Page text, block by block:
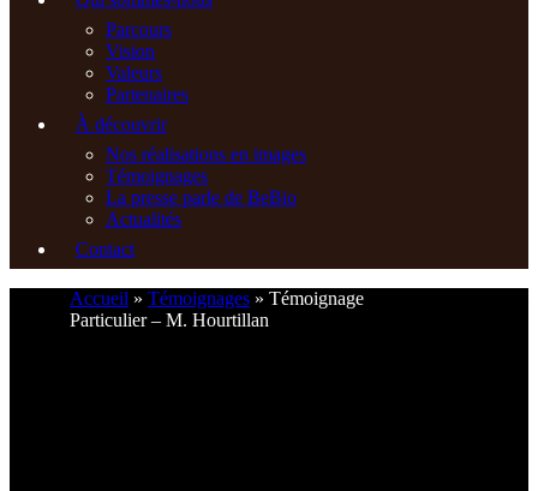
Parcours
Vision
Valeurs
Partenaires
À découvrir
Nos réalisations en images
Témoignages
La presse parle de BeBio
Actualités
Contact
Accueil » Témoignages » Témoignage
Particulier – M. Hourtillan